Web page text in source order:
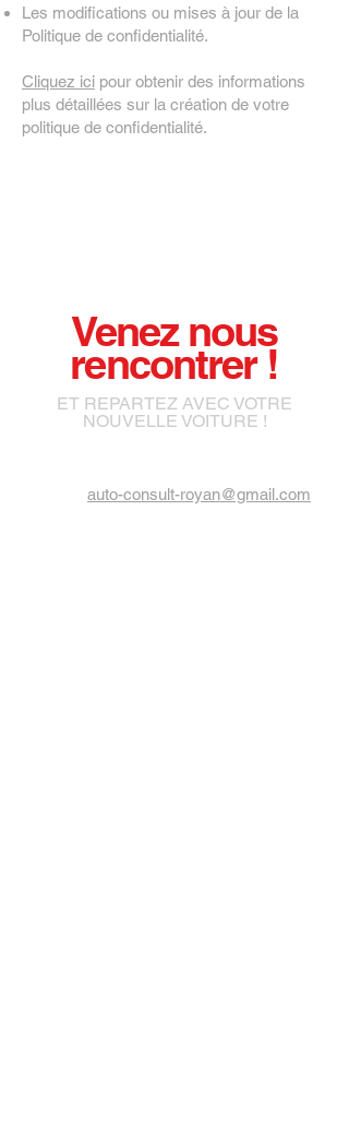
Les modifications ou mises à jour de la
Politique de confidentialité.
Cliquez ici pour obtenir des informations
plus détaillées sur la création de votre
politique de confidentialité.
Venez nous
rencontrer !
ET REPARTEZ AVEC VOTRE
NOUVELLE VOITURE !
auto-consult-royan@gmail.com